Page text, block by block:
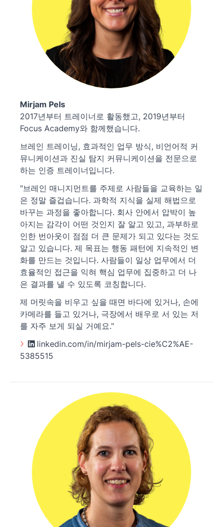
Mirjam Pels
2017년부터 트레이너로 활동했고, 2019년부터
Focus Academy와 함께했습니다.
브레인 트레이닝, 효과적인 업무 방식, 비언어적 커
뮤니케이션과 진실 탐지 커뮤니케이션을 전문으로
하는 인증 트레이너입니다.
"브레인 매니지먼트를 주제로 사람들을 교육하는 일
은 정말 즐겁습니다. 과학적 지식을 실제 해법으로
바꾸는 과정을 좋아합니다. 회사 안에서 압박이 높
아지는 감각이 어떤 것인지 잘 알고 있고, 과부하로
인한 번아웃이 점점 더 큰 문제가 되고 있다는 것도
알고 있습니다. 제 목표는 행동 패턴에 지속적인 변
화를 만드는 것입니다. 사람들이 일상 업무에서 더
효율적인 접근을 익혀 핵심 업무에 집중하고 더 나
은 결과를 낼 수 있도록 코칭합니다.
제 머릿속을 비우고 싶을 때면 바다에 있거나, 손에
카메라를 들고 있거나, 극장에서 배우로 서 있는 저
를 자주 보게 되실 거예요."
linkedin.com/in/mirjam-pels-cie%C2%AE-
5385515